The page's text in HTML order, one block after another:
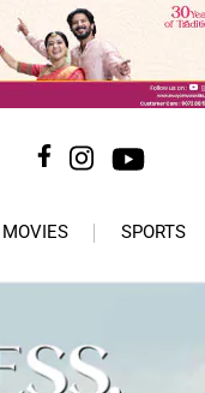
MOVIES SPORTS